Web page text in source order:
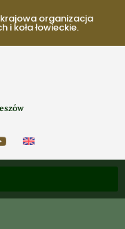
organizacja
koła łowieckie.